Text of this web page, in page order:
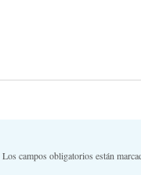
Los campos obligatorios están